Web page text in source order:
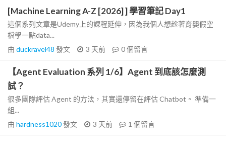
[Machine Learning A-Z [2026] ] 學習筆記 Day1
這個系列文章是Udemy上的課程延伸，因為我個人想趁著育嬰假空
檔學一點data...
由 duckravel48 發文 3 天前 0個留言
【Agent Evaluation 系列 1/6】Agent 到底該怎麼測
試？
很多團隊評估 Agent 的方法，其實還停留在評估 Chatbot。 準備一
組...
由 hardness1020發文 3 天前 1 個留言